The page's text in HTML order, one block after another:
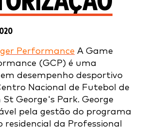
Performance A Game
(GCP) é uma
desempenho desportivo
Nacional de Futebol de
George's Park. George
pela gestão do programa
residencial da Professional